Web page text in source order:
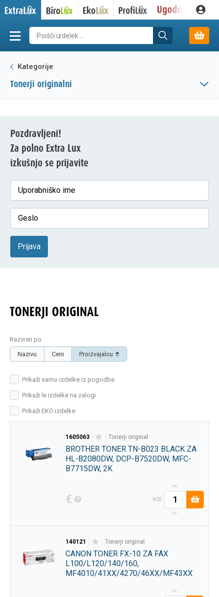
Kategorije
tonerji originalni
Pozdravljeni!
Za polno Extra Lux
izkušnjo se prijavite
Prijava
TONERJI ORIGINAL
Razvrsti po
Nazivu
Ceni Proizvajalcu
Prikaži samo izdelke iz pogodbe
Prikaži le izdelke na zalogi
Prikaži EKO izdelke
1605063 tonerji original
BROTHER TONER TN-B023 BLACK ZA
HL-B2080DW, DCP-B7520DW, MFC-
B7715DW, 2K
€ KOS
140121 tonerji original
CANON TONER FX-10 ZA FAX
L100/L120/140/160,
MF4010/41XX/4270/46XX/MF43XX